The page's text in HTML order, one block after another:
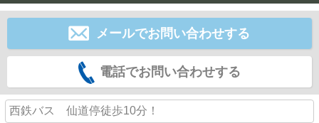
メールでお問い合わせする
電話でお問い合わせする
西鉄バス 仙道停徒歩10分！